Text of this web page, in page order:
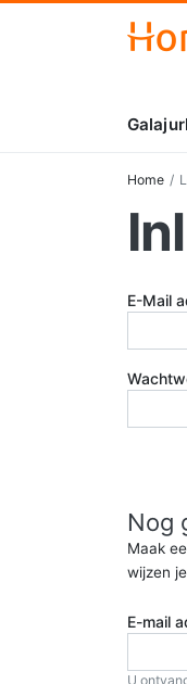
Home
E-Mail
Nog
Maak
wijzen
E-mail
U